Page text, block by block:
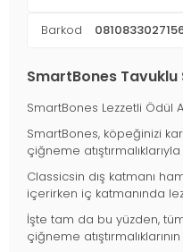
Barkod
SmartBones
SmartBones Lezzetli Ödül
SmartBones, köpeğinizi
çiğneme
Classicsin dış katmanı
içerirken iç katmanında
İşte tam da bu yüzden,
çiğneme